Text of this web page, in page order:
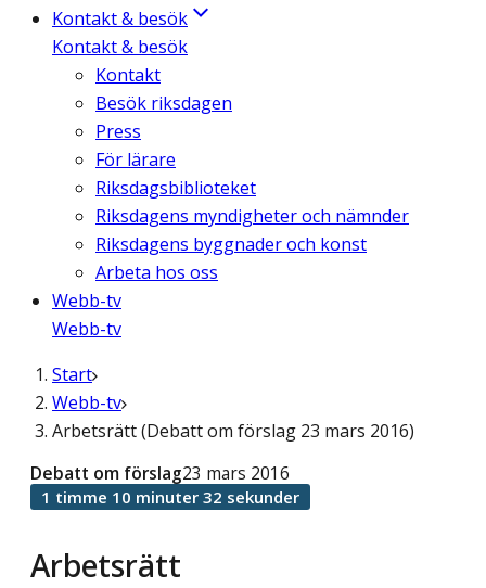
Kontakt & besök
Kontakt & besök
Kontakt
Besök riksdagen
Press
För lärare
Riksdagsbiblioteket
Riksdagens myndigheter och nämnder
Riksdagens byggnader och konst
Arbeta hos oss
Webb-tv
Webb-tv
Start
Webb-tv
Arbetsrätt (Debatt om förslag 23 mars 2016)
Arbetsrätt
Debatt om förslag23 mars 2016
1 timme 10 minuter 32 sekunder